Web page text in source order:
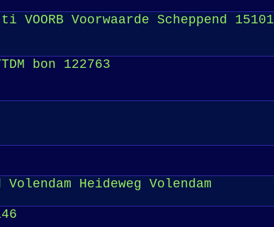
Voorwaarde Scheppend 15101
bon 122763
Heideweg Volendam